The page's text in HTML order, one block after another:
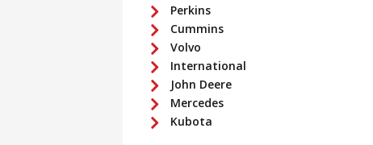
Perkins
Cummins
Volvo
International
John Deere
Mercedes
Kubota